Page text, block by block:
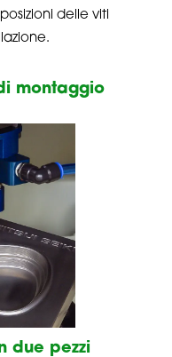
delle viti
montaggio
due pezzi